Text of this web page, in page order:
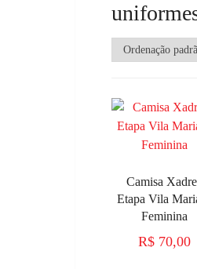
Camisa
Etapa Vila
Feminina
R$ 70,00